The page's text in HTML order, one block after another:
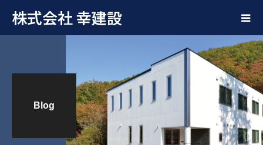
株式会社 幸建設
Blog